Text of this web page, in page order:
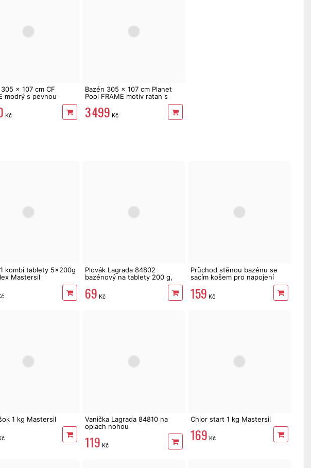
x 107 cm CF
modrý s pevnou
Kč
Bazén 305 x 107 cm Planet
Pool FRAME motiv ratan s
3 499 Kč
kombi tablety 5x200g
Mastersil
Plovák Lagrada 84802
bazénový na tablety 200 g,
69 Kč
Průchod stěnou bazénu se
sacím košem pro napojení
159 Kč
1 kg Mastersil
Vanička Lagrada 84810 na
oplach nohou
119 Kč
Chlor start 1 kg Mastersil
169 Kč